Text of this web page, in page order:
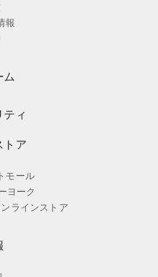
報
ム
ティ
トア
モール
ヨーク
ラインストア